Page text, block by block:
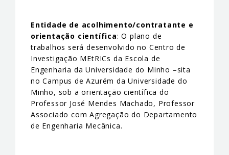
Entidade de acolhimento/contratante e
orientação científica: O plano de
trabalhos será desenvolvido no Centro de
Investigação MEtRICs da Escola de
Engenharia da Universidade do Minho –sita
no Campus de Azurém da Universidade do
Minho, sob a orientação científica do
Professor José Mendes Machado, Professor
Associado com Agregação do Departamento
de Engenharia Mecânica.